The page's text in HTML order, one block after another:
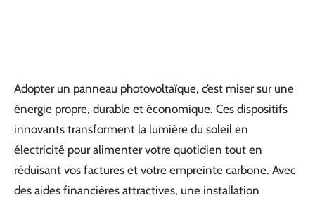
Adopter un panneau photovoltaïque, c’est miser sur une
énergie propre, durable et économique. Ces dispositifs
innovants transforment la lumière du soleil en
électricité pour alimenter votre quotidien tout en
réduisant vos factures et votre empreinte carbone. Avec
des aides financières attractives, une installation